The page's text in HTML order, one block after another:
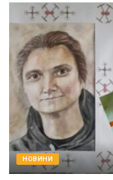
НОВИНИ